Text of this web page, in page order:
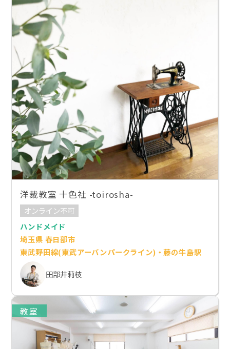
洋裁教室 十色社 -toirosha-
オンライン不可
ハンドメイド
埼玉県 春日部市
東武野田線(東武アーバンパークライン)・藤の牛島駅
田部井莉枝
教室